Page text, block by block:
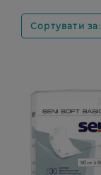
Сортувати за: